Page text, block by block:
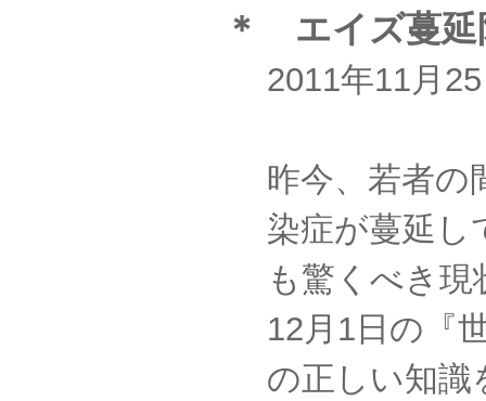
＊ エイズ蔓延
2011年11月
昨今、若者の
染症が蔓延し
も驚くべき現
12月1日の『
の正しい知識